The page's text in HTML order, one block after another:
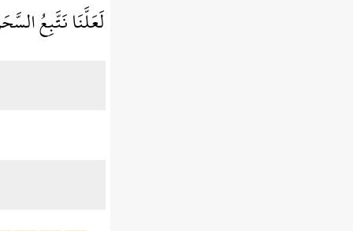
لَعَلَّنَا نَتَّبِعُ